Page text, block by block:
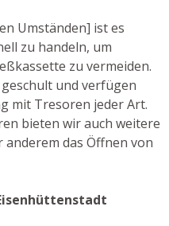
Umständen] ist es
zu handeln, um
zu vermeiden.
und verfügen
mit Tresoren jeder Art.
bieten wir auch weitere
das Öffnen von